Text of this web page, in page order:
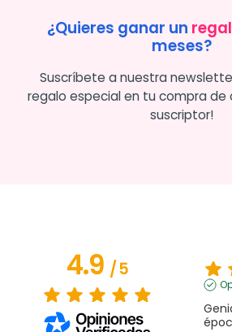
¿Quieres ganar un
meses?
Suscríbete a nuestra
regalo especial en tu compra de
suscriptor!
4.9/5